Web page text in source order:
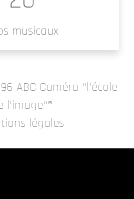
musicaux
ABC Caméra "l'école
l'image"®
légales